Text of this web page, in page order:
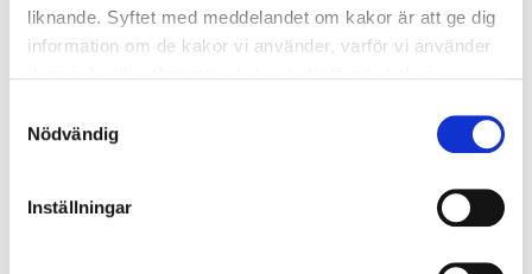
liknande. Syftet med meddelandet om kakor är att ge dig
information om de kakor vi använder, varför vi använder
vi behandlar personuppgifter i vår
Integritetspolicy
Nödvändig
Inställningar
Hjärtproblem Hjärtsjukdomar Hjärtsvikt Hudcancer
Hypotyreos Högt blodtryck IBS
Kenneth Ilvall Magproblem
Psykisk ohälsa